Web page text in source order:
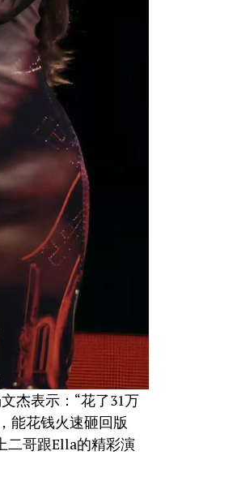
杰表示：“花了31万
能花钱火速砸回版
二哥跟Ella的精彩演